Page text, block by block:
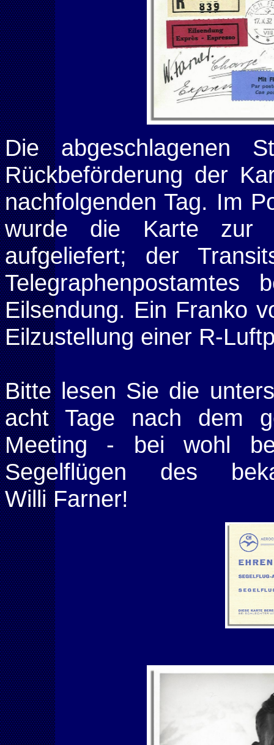
Die abgeschlagenen
Rückbeförderung der
nachfolgenden Tag. Im
wurde die Karte zur
aufgeliefert; der
Eilsendung. Ein Franko
Eilzustellung einer R-
Bitte lesen Sie die
acht Tage nach dem
Meeting - bei wohl
Segelflügen des
Willi Farner!